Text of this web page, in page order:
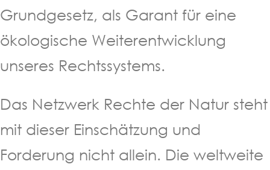
Grundgesetz, als Garant für eine
ökologische Weiterentwicklung
unseres Rechtssystems.
Das Netzwerk Rechte der Natur steht
mit dieser Einschätzung und
Forderung nicht allein. Die weltweite